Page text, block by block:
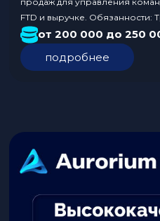
FTD и выручке. Обязанности:
Условия: Откликнуться по
нашли вакансию на Traffnews.
работе — в нашем разделе
от 200 000 до 250
подробнее